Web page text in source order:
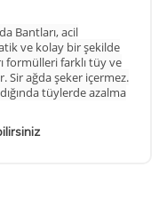
Bantları, acil
ve kolay bir şekilde
formülleri farklı tüy ve
Sir ağda şeker içermez.
tüylerde azalma